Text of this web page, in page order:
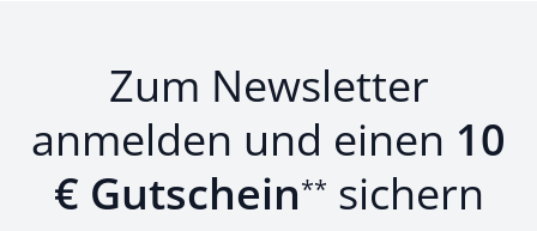
Zum Newsletter
anmelden und einen 10
€ Gutschein** sichern